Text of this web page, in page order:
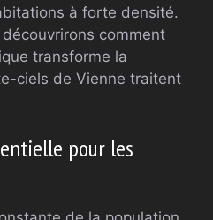
à forte densité.
comment
transforme la
ciels de Vienne traitent
pour les